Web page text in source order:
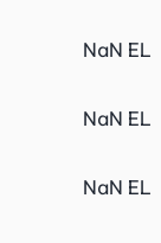
NaN EL
NaN EL
NaN EL